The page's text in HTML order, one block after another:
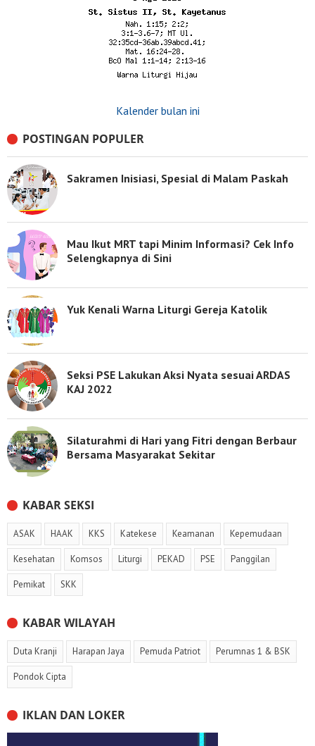
Kalender bulan ini
POSTINGAN POPULER
Sakramen Inisiasi, Spesial di Malam Paskah
Mau Ikut MRT tapi Minim Informasi? Cek Info
Selengkapnya di Sini
Yuk Kenali Warna Liturgi Gereja Katolik
Seksi PSE Lakukan Aksi Nyata sesuai ARDAS
KAJ 2022
Silaturahmi di Hari yang Fitri dengan Berbaur
Bersama Masyarakat Sekitar
KABAR SEKSI
ASAK HAAK KKS Katekese Keamanan Kepemudaan
Kesehatan Komsos Liturgi PEKAD PSE Panggilan
Pemikat SKK
KABAR WILAYAH
Duta Kranji Harapan Jaya Pemuda Patriot Perumnas 1 & BSK
Pondok Cipta
IKLAN DAN LOKER